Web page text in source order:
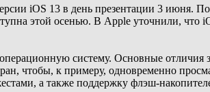
iOS 13 в день презентации 3 июня.
этой осенью. В Apple уточнили, что
систему. Основные
чтобы, к примеру, одновременно
а также поддержку флэш-